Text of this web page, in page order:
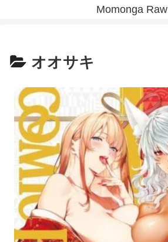
Momonga Raw
オオサキ